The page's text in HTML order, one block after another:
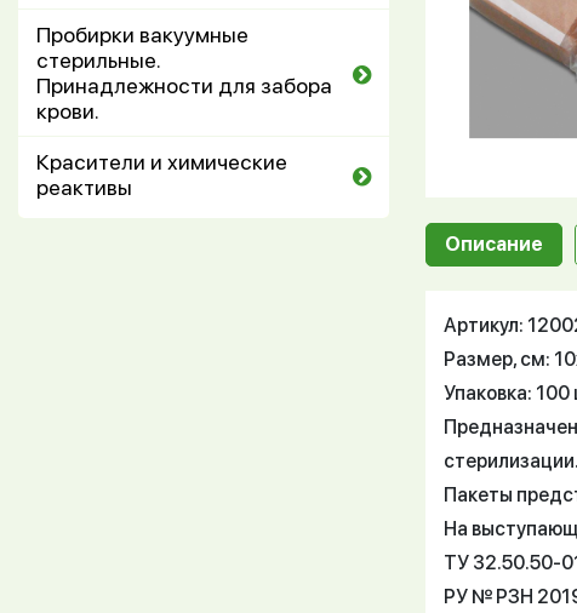
Пробирки вакуумные
стерильные.
Принадлежности для забора
крови.
Красители и химические
реактивы
Описание
Артикул:
Размер, см:
Упаковка: 100
стерилизации.
Пакеты
На
ТУ 32.50.50-
РУ № РЗН